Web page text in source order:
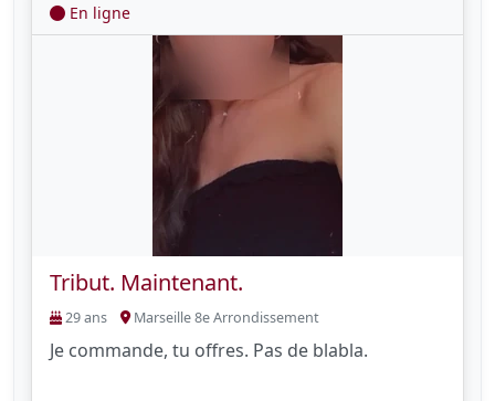
En ligne
Tribut. Maintenant.
29 ans Marseille 8e Arrondissement
Je commande, tu offres. Pas de blabla.